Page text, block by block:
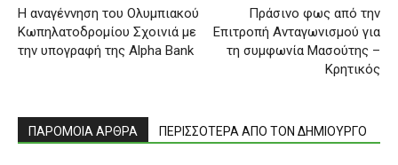
Η αναγέννηση του Ολυμπιακού
Κωπηλατοδρομίου Σχοινιά με
την υπογραφή της Alpha Bank
Πράσινο φως από την
Επιτροπή Ανταγωνισμού για
τη συμφωνία Μασούτης –
Κρητικός
ΠΑΡΟΜΟΙΑ ΑΡΘΡΑ ΠΕΡΙΣΣΟΤΕΡΑ ΑΠΟ ΤΟΝ ΔΗΜΙΟΥΡΓΟ